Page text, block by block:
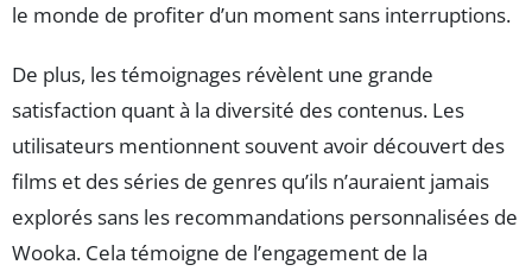
le monde de profiter d’un moment sans interruptions.
De plus, les témoignages révèlent une grande
satisfaction quant à la diversité des contenus. Les
utilisateurs mentionnent souvent avoir découvert des
films et des séries de genres qu’ils n’auraient jamais
explorés sans les recommandations personnalisées de
Wooka. Cela témoigne de l’engagement de la